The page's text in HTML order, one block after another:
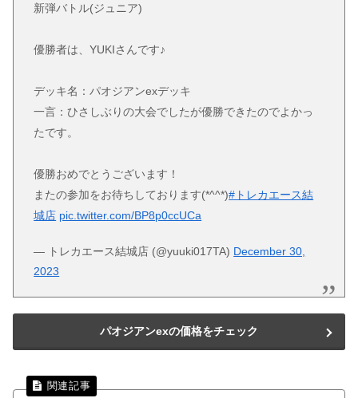
新弾バトル(ジュニア)
優勝者は、YUKIさんです♪
デッキ名：パオジアンexデッキ
一言：ひさしぶりの大会でしたが優勝できたのでよかっ
たです。
優勝おめでとうございます！
またの参加をお待ちしております(*^^*)#トレカエース結
城店 pic.twitter.com/BP8p0ccUCa
— トレカエース結城店 (@yuuki017TA) December 30,
2023
パオジアンexの価格をチェック